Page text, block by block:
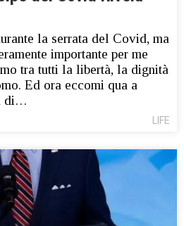
la serrata del Covid, ma
importante per me
tra tutti la libertà, la dignità
Ed ora eccomi qua a
di…
LIFE